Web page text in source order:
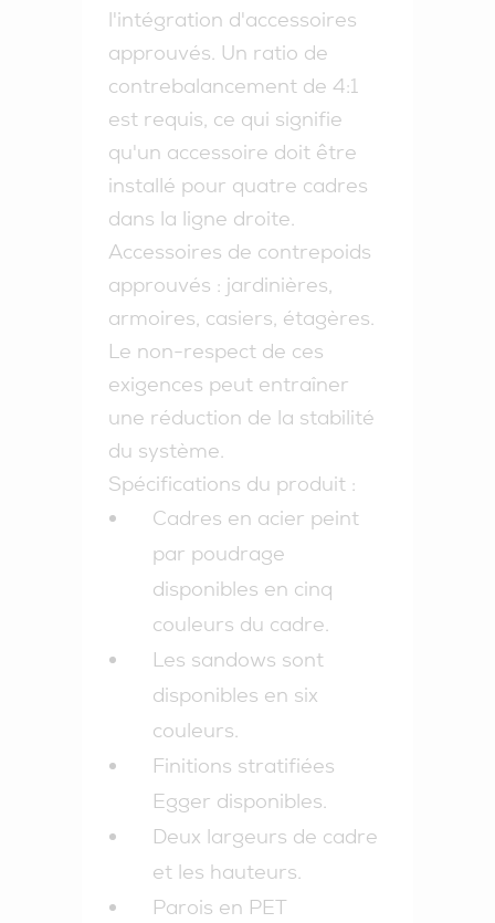
l'intégration d'accessoires
approuvés. Un ratio de
contrebalancement de 4:1
est requis, ce qui signifie
qu'un accessoire doit être
installé pour quatre cadres
dans la ligne droite.
Accessoires de contrepoids
approuvés : jardinières,
armoires, casiers, étagères.
Le non-respect de ces
exigences peut entraîner
une réduction de la stabilité
du système.
Spécifications du produit :
Cadres en acier peint
par poudrage
disponibles en cinq
couleurs du cadre.
Les sandows sont
disponibles en six
couleurs.
Finitions stratifiées
Egger disponibles.
Deux largeurs de cadre
et les hauteurs.
Parois en PET